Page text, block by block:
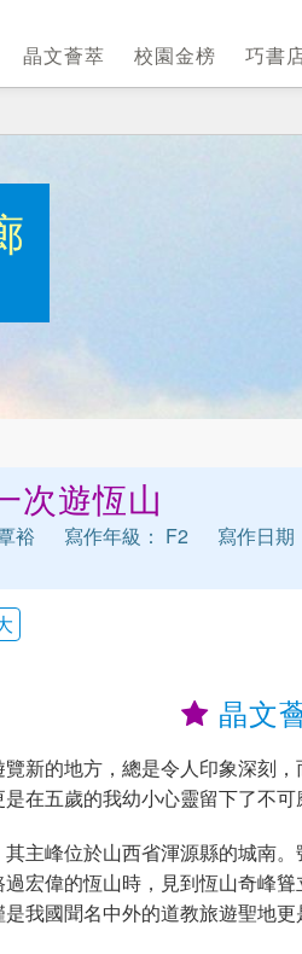
晶文薈萃 校園金榜 巧書
次遊恆山
裕 寫作年級： F2 寫作日期
晶文
覽新的地方，總是令人印象深刻
在五歲的我幼小心靈留下了不可
其主峰位於山西省渾源縣的城南
宏偉的恆山時，見到恆山奇峰
我國聞名中外的道教旅遊聖地更